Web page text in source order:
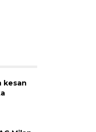
kesan